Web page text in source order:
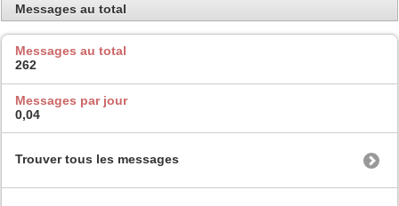
Messages au total
Messages au total
262
Messages par jour
0,04
Trouver tous les messages